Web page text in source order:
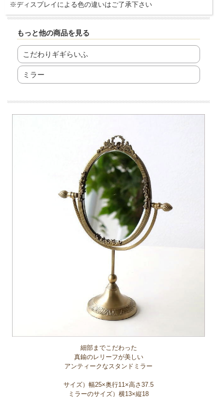
※ディスプレイによる色の違いはご了承下さい
もっと他の商品を見る
こだわりギギらいふ
ミラー
細部までこだわった
真鍮のレリーフが美しい
アンティークなスタンドミラー
サイズ）幅25×奥行11×高さ37.5
ミラーのサイズ）横13×縦18